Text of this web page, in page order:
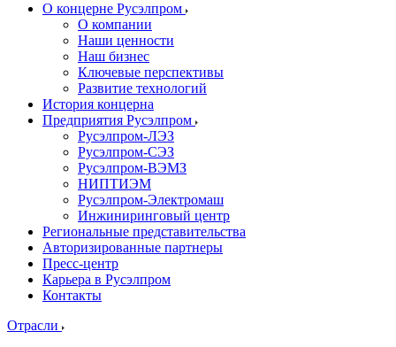
О концерне Русэлпром
О компании
Наши ценности
Наш бизнес
Ключевые перспективы
Развитие технологий
История концерна
Предприятия Русэлпром
Русэлпром-ЛЭЗ
Русэлпром-СЭЗ
Русэлпром-ВЭМЗ
НИПТИЭМ
Русэлпром-Электромаш
Инжиниринговый центр
Региональные представительства
Авторизированные партнеры
Пресс-центр
Карьера в Русэлпром
Контакты
Отрасли